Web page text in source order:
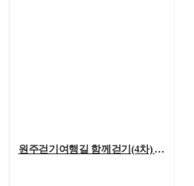
원주걷기여행길 함께걷기(4차) 2026. 6. 13.(토)